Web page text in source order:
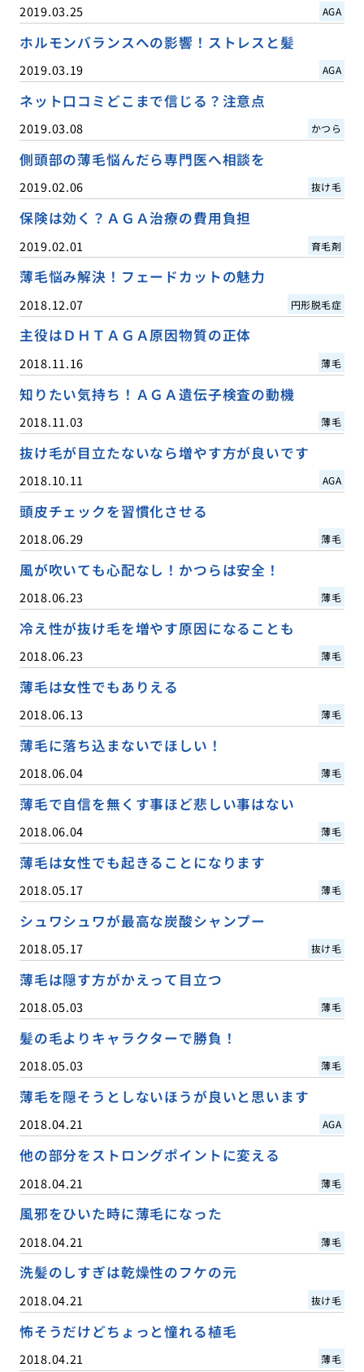
2019.03.25 AGA
ホルモンバランスへの影響！ストレスと髪
2019.03.19 AGA
ネット口コミどこまで信じる？注意点
2019.03.08 かつら
側頭部の薄毛悩んだら専門医へ相談を
2019.02.06 抜け毛
保険は効く？ＡＧＡ治療の費用負担
2019.02.01 育毛剤
薄毛悩み解決！フェードカットの魅力
2018.12.07 円形脱毛症
主役はＤＨＴＡＧＡ原因物質の正体
2018.11.16 薄毛
知りたい気持ち！ＡＧＡ遺伝子検査の動機
2018.11.03 薄毛
抜け毛が目立たないなら増やす方が良いです
2018.10.11 AGA
頭皮チェックを習慣化させる
2018.06.29 薄毛
風が吹いても心配なし！かつらは安全！
2018.06.23 薄毛
冷え性が抜け毛を増やす原因になることも
2018.06.23 薄毛
薄毛は女性でもありえる
2018.06.13 薄毛
薄毛に落ち込まないでほしい！
2018.06.04 薄毛
薄毛で自信を無くす事ほど悲しい事はない
2018.06.04 薄毛
薄毛は女性でも起きることになります
2018.05.17 薄毛
シュワシュワが最高な炭酸シャンプー
2018.05.17 抜け毛
薄毛は隠す方がかえって目立つ
2018.05.03 薄毛
髪の毛よりキャラクターで勝負！
2018.05.03 薄毛
薄毛を隠そうとしないほうが良いと思います
2018.04.21 AGA
他の部分をストロングポイントに変える
2018.04.21 薄毛
風邪をひいた時に薄毛になった
2018.04.21 薄毛
洗髪のしすぎは乾燥性のフケの元
2018.04.21 抜け毛
怖そうだけどちょっと憧れる植毛
2018.04.21 薄毛